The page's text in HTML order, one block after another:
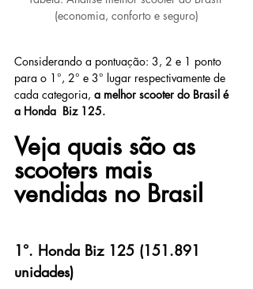
(economia, conforto e seguro)
Considerando a pontuação: 3, 2 e 1 ponto
para o 1°, 2° e 3° lugar respectivamente de
cada categoria, a melhor scooter do Brasil é
a Honda  Biz 125.
Veja quais são as
scooters mais
vendidas no Brasil
1°. Honda Biz 125 (151.891
unidades)